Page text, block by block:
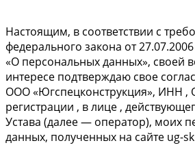
Настоящим, в соответствии с
федерального закона от
«О персональных данных», своей
интересе подтверждаю свое
ООО «Югспецконструкция», ИНН ,
регистрации , в лице ,
Устава (далее — оператор), моих
данных, полученных на сайте ug-